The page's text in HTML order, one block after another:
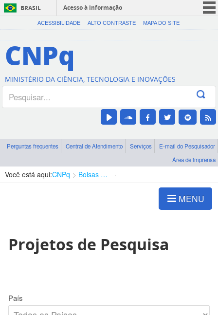
BRASIL
Acesso à informação
CORONAVÍRUS (COVID-19)
Canais
ACESSIBILIDADE ALTO CONTRASTE MAPA DO SITE
CNPq
MINISTÉRIO DA CIÊNCIA, TECNOLOGIA E INOVAÇÕES
Perguntas frequentes Central de Atendimento Serviços
E-mail do Pesquisador
Área de imprensa
Você está aqui:CNPq Bolsas e Auxílios Vigentes
MENU
Projetos de Pesquisa
País